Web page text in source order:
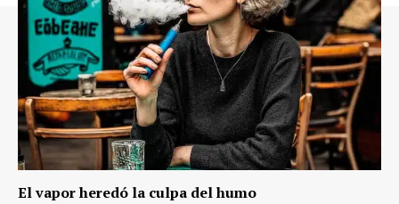
El vapor heredó la culpa del humo